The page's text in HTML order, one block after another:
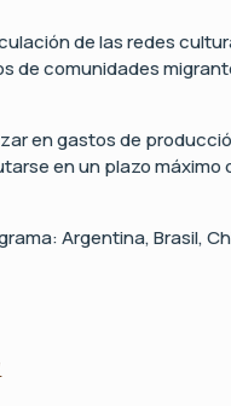
de las redes
de comunidades
en gastos de
en un plazo máximo
Argentina, Brasil,